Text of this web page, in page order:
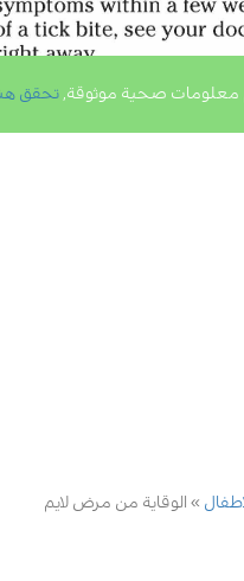
معلومات صحية موثوقة, تحقق
الوقاية من مرض لايم